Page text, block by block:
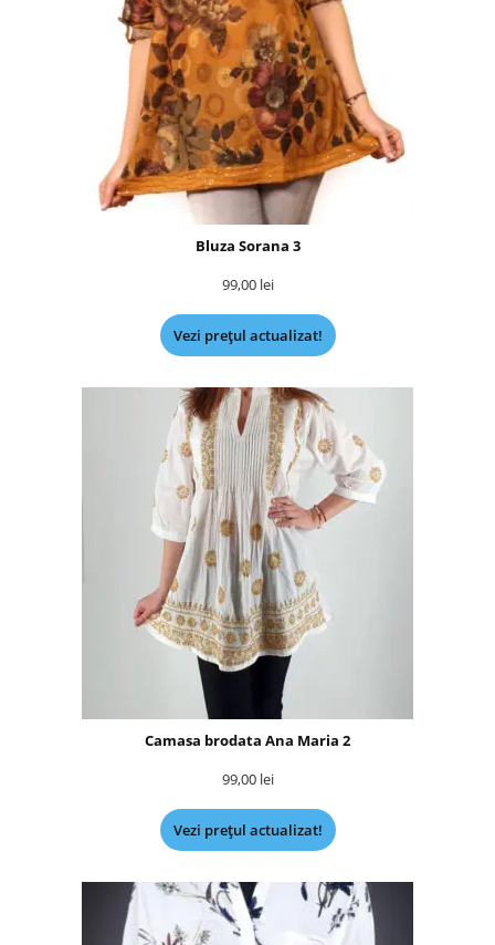
Bluza Sorana 3
99,00 lei
Vezi prețul actualizat!
Camasa brodata Ana Maria 2
99,00 lei
Vezi prețul actualizat!